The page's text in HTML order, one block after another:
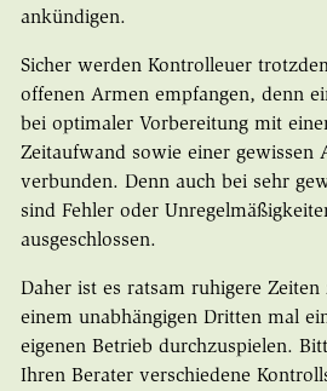
ankündigen.
Sicher werden Kontrolleuer
offenen Armen empfangen, denn
bei optimaler Vorbereitung mit
Zeitaufwand sowie einer gewissen
verbunden. Denn auch bei sehr
sind Fehler oder
ausgeschlossen.
Daher ist es ratsam ruhigere
einem unabhängigen Dritten mal
eigenen Betrieb durchzuspielen.
Ihren Berater verschiedene